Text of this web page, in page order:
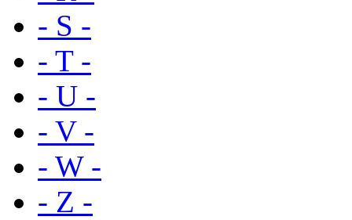
- S -
- T -
- U -
- V -
- W -
- Z -